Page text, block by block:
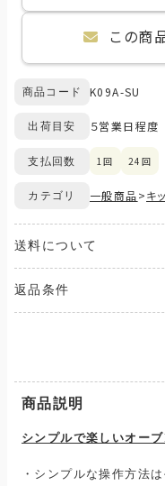
この商
商品コード K09A-SU
出荷目安 ５営業日程度
支払回数 1回 24回
カテゴリ 一般商品>キ
送料について
じて異なります。
また、複数の商品を同時
ご購入のお手続きの際
配送・送料について
返品条件
14日以内にQTnetお客
交換または返品とさせて
商品説明
シンプルで楽しいオー
・シンプルな操作方法